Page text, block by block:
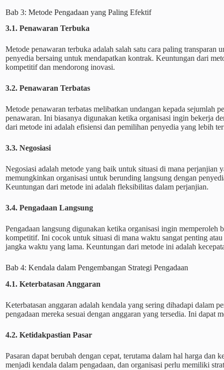
Bab 3: Metode Pengadaan yang Paling Efektif
3.1. Penawaran Terbuka
Metode penawaran terbuka adalah salah satu cara paling
penyedia bersaing untuk mendapatkan kontrak. Keuntungan dari
kompetitif dan mendorong inovasi.
3.2. Penawaran Terbatas
Metode penawaran terbatas melibatkan undangan kepada sejumlah
penawaran. Ini biasanya digunakan ketika organisasi ingin bekerja
dari metode ini adalah efisiensi dan pemilihan penyedia yang lebih
3.3. Negosiasi
Negosiasi adalah metode yang baik untuk situasi di mana
memungkinkan organisasi untuk berunding langsung dengan
Keuntungan dari metode ini adalah fleksibilitas dalam perjanjian.
3.4. Pengadaan Langsung
Pengadaan langsung digunakan ketika organisasi ingin memperoleh
kompetitif. Ini cocok untuk situasi di mana waktu sangat penting
jangka waktu yang lama. Keuntungan dari metode ini adalah
Bab 4: Kendala dalam Pengembangan Strategi Pengadaan
4.1. Keterbatasan Anggaran
Keterbatasan anggaran adalah kendala yang sering dihadapi dalam
pengadaan mereka sesuai dengan anggaran yang tersedia. Ini dapat
4.2. Ketidakpastian Pasar
Pasaran dapat berubah dengan cepat, terutama dalam hal harga dan
menjadi kendala dalam pengadaan, dan organisasi perlu memiliki